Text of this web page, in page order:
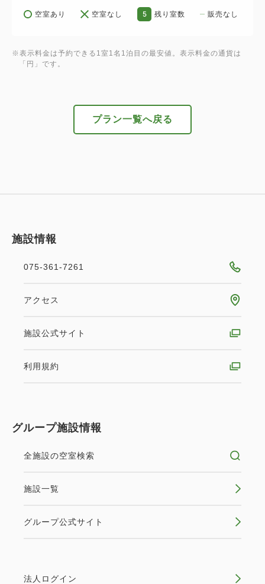
ご確認ください。
で、予めご了承ください。
直接京都きものレンタルwargo（2F）にお越し下さ
ください。スタッフが京都タワーホテルアネックスま
でお運びいたします。)
レンタルした着物を、午前11時までにホテルフロン
※7月～8月は浴衣レンタルのみのご案内でございま
【注意事項】
※添い寝のお子様のレンタル代は含まれておりませ
※7～8月は浴衣レンタルのみのご案内となりますの
※着物レンタル時間に間に合うように、京都きものレ
い。着付け予約時間に遅れる場合は、必ず宿泊施設ま
場合は100％ご請求させていただきますので予めご了
空室あり 空室なし 5 残り室数 販売なし
※表示料金は予約できる1室1名1泊目の最安値。表示料金の通貨は
「円」です。
プラン一覧へ戻る
施設情報
075-361-7261
アクセス
施設公式サイト
利用規約
グループ施設情報
全施設の空室検索
施設一覧
グループ公式サイト
法人ログイン